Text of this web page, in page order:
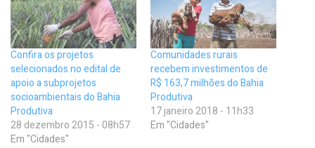
Confira os projetos
selecionados no edital de
apoio a subprojetos
socioambientais do Bahia
Produtiva
28 dezembro 2015 - 08h57
Em "Cidades"
Comunidades rurais
recebem investimentos de
R$ 163,7 milhões do Bahia
Produtiva
17 janeiro 2018 - 11h33
Em "Cidades"